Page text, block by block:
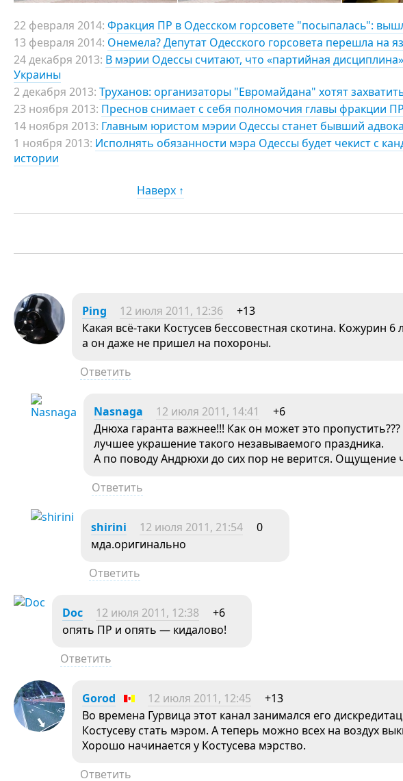
22 февраля 2014: Фракция ПР в Одесском горсовете "посыпалась":
13 февраля 2014: Онемела? Депутат Одесского горсовета перешла на
24 декабря 2013: В мэрии Одессы считают, что «партийная
Украины
2 декабря 2013: Труханов: организаторы "Евромайдана" хотят
23 ноября 2013: Преснов снимает с себя полномочия главы фракции
14 ноября 2013: Главным юристом мэрии Одессы станет бывший
1 ноября 2013: Исполнять обязанности мэра Одессы будет чекист с
истории
Наверх ↑
Ping 12 июля 2011, 12:36
+13
Какая всё-таки Костусев бессовестная скотина. Кожурин 6
а он даже не пришел на похороны.
Ответить
Nasnaga 12 июля 2011, 14:41
+6
Днюха гаранта важнее!!! Как он может это
лучшее украшение такого незавываемого праздника.
А по поводу Андрюхи до сих пор не верится. Ощущение
Ответить
shirini 12 июля 2011, 21:54
0
мда.оригинально
Ответить
Doc 12 июля 2011, 12:38
+6
опять ПР и опять — кидалово!
Ответить
Gorod 12 июля 2011, 12:45
+13
Во времена Гурвица этот канал занимался его
Костусеву стать мэром. А теперь можно всех на воздух
Хорошо начинается у Костусева мэрство.
Ответить